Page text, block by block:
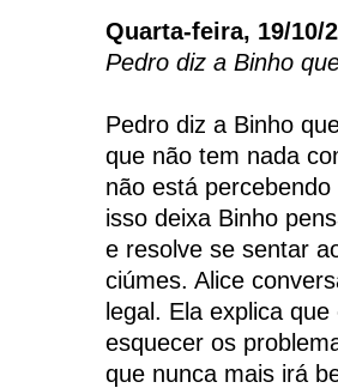
Quarta-feira, 19/10/
Pedro diz a Binho
Pedro diz a Binho
que não tem nada
não está
isso deixa Binho
e resolve se sentar
ciúmes. Alice
legal. Ela explica
esquecer os
que nunca mais irá